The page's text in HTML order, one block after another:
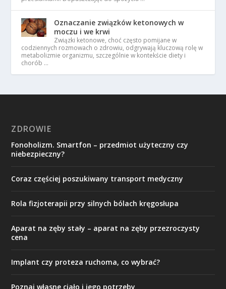
Oznaczanie związków ketonowych w
moczu i we krwi
Związki ketonowe, choć często pomijane w
codziennych rozmowach o zdrowiu, odgrywają kluczową rolę w
metabolizmie organizmu, szczególnie w kontekście diety i
chorób …
ZDROWIE
Fonoholizm. Smartfon – przedmiot użyteczny czy
niebezpieczny?
Coraz częściej poszukiwany transport medyczny
Rola fizjoterapii przy silnych bólach kręgosłupa
Aparat na zęby stały – aparat na zęby przezroczysty
cena
Implant czy proteza ruchoma, co wybrać?
Poznaj własne ciało i jego potrzeby